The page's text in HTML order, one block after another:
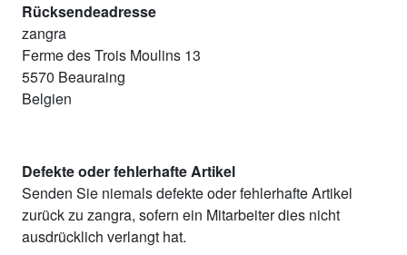
Rücksendeadresse
zangra
Ferme des Trois Moulins 13
5570 Beauraing
Belgien
Defekte oder fehlerhafte Artikel
Senden Sie niemals defekte oder fehlerhafte Artikel
zurück zu zangra, sofern ein Mitarbeiter dies nicht
ausdrücklich verlangt hat.